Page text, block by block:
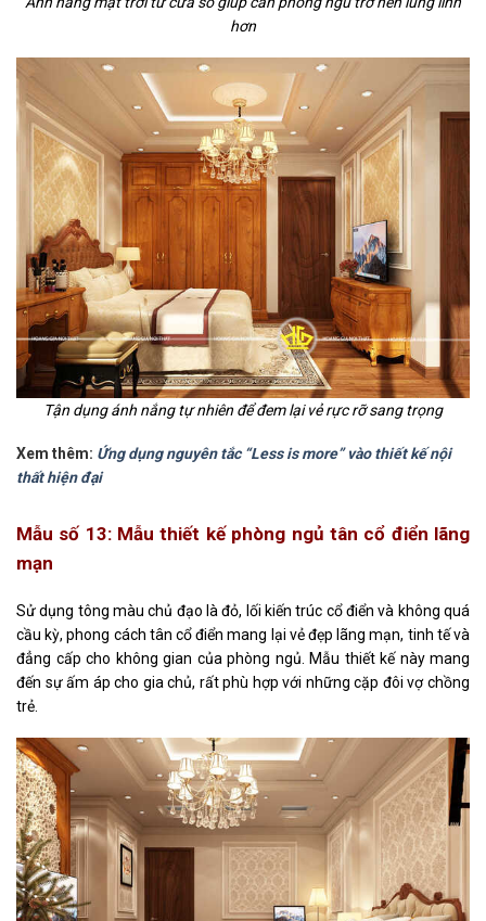
hơn
Tận dụng ánh nắng tự nhiên để đem lại vẻ rực rỡ sang trọng
Xem thêm: Ứng dụng nguyên tắc “Less is more” vào thiết kế nội
thất hiện đại
Mẫu số 13: Mẫu thiết kế phòng ngủ tân cổ điển lãng
mạn
Sử dụng tông màu chủ đạo là đỏ, lối kiến trúc cổ điển và không quá
cầu kỳ, phong cách tân cổ điển mang lại vẻ đẹp lãng mạn, tinh tế và
đẳng cấp cho không gian của phòng ngủ. Mẫu thiết kế này mang
đến sự ấm áp cho gia chủ, rất phù hợp với những cặp đôi vợ chồng
trẻ.